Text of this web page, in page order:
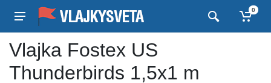
0
Vlajka Fostex US
Thunderbirds 1,5x1 m